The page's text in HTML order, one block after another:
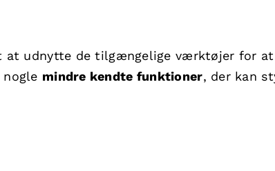
at udnytte de tilgængelige værktøjer for at
mindre kendte funktioner, der kan